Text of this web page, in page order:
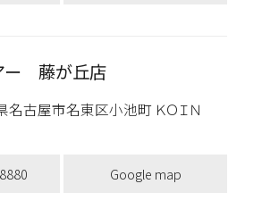
ー 藤が丘店
名古屋市名東区小池町 ＫＯＩＮ
Google map